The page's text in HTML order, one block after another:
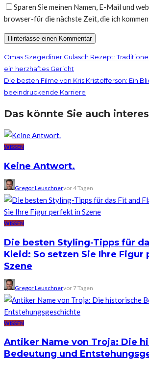
Sparen Sie meinen Namen, E-Mail und
browser-für die nächste Zeit, die ich
Omas Szegediner Gulasch Rezept:
ein herzhaftes Gericht
Die besten Filme von Kris Kristofferson: Ein
beeindruckende Karriere
Das könnte Sie auch
WISSEN
Keine Antwort.
Gregor Leuschnervor 4 Tagen
WISSEN
Die besten Styling-Tipps für
Kleid: So setzen Sie Ihre Figur
Szene
Gregor Leuschnervor 7 Tagen
WISSEN
Antiker Name von Troja: Die
Bedeutung und